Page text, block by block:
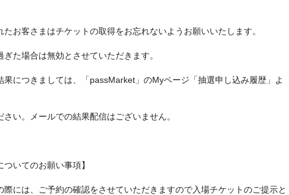
で
お客さまはチケットの取得をお忘れないようお願いいたします。
た場合は無効とさせていただきます。
につきましては、「passMarket」のMyページ「抽選申し込み履歴」よ
さい。メールでの結果配信はございません。
ついてのお願い事項】
には、ご予約の確認をさせていただきますので入場チケットのご提示と